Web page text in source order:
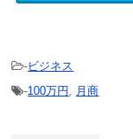
-ビジネス
-100万円 月商